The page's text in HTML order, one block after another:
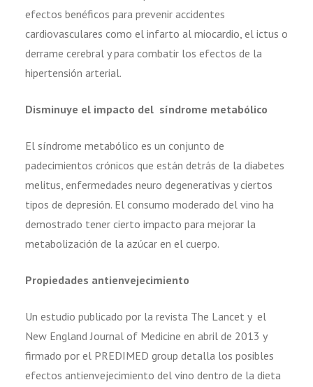
efectos benéficos para prevenir accidentes
cardiovasculares como el infarto al miocardio, el ictus o
derrame cerebral y para combatir los efectos de la
hipertensión arterial.
Disminuye el impacto del síndrome metabólico
El síndrome metabólico es un conjunto de
padecimientos crónicos que están detrás de la diabetes
melitus, enfermedades neuro degenerativas y ciertos
tipos de depresión. El consumo moderado del vino ha
demostrado tener cierto impacto para mejorar la
metabolización de la azúcar en el cuerpo.
Propiedades antienvejecimiento
Un estudio publicado por la revista The Lancet y el
New England Journal of Medicine en abril de 2013 y
firmado por el PREDIMED group detalla los posibles
efectos antienvejecimiento del vino dentro de la dieta